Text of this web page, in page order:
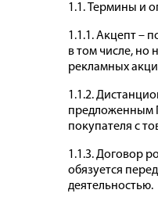
1.1. Термины и
1.1.1. Акцепт –
в том числе, но
рекламных
1.1.2.
предложенным
покупателя с
1.1.3. Договор
обязуется
деятельностью.